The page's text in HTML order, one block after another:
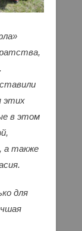
этих
в этом
а также
для